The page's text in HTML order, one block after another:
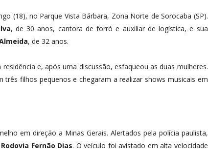
(18), no Parque Vista Bárbara, Zona Norte de Sorocaba (SP).
, de 30 anos, cantora de forró e auxiliar de logística, e sua
, de 32 anos.
e, após uma discussão, esfaqueou as duas mulheres.
filhos pequenos e chegaram a realizar shows musicais em
em direção a Minas Gerais. Alertados pela polícia paulista,
Rodovia Fernão Dias. O veículo foi avistado em alta velocidade